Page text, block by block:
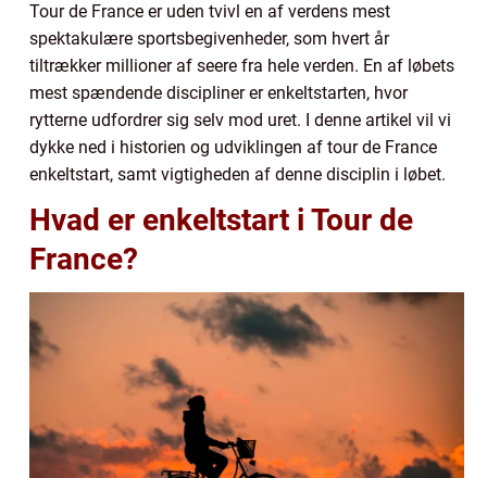
Tour de France er uden tvivl en af verdens mest
spektakulære sportsbegivenheder, som hvert år
tiltrækker millioner af seere fra hele verden. En af løbets
mest spændende discipliner er enkeltstarten, hvor
rytterne udfordrer sig selv mod uret. I denne artikel vil vi
dykke ned i historien og udviklingen af tour de France
enkeltstart, samt vigtigheden af denne disciplin i løbet.
Hvad er enkeltstart i Tour de
France?